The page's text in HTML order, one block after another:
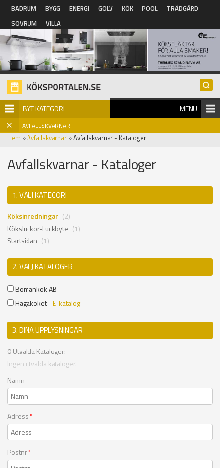
Hoppa till huvudinnehåll
BADRUM BYGG ENERGI GOLV KÖK POOL
TRÄDGÅRD
SOVRUM
VILLA
BYT KATEGORI MENU
AVFALLSKVARNAR
Hem »Avfallskvarnar » Avfallskvarnar - Kataloger
Avfallskvarnar - Kataloger
1. VÄLJ KATEGORI
Köksinredningar (2)
Köksluckor-Luckbyte (1)
Startsidan (1)
2. VÄLJ KATALOGER
Bomankök AB
Hagaköket- E-katalog
3. DINA UPPLYSNINGAR
0Utvalda Kataloger:
Ingen utvalda kataloger.
Namn
Adress *
Postnr*